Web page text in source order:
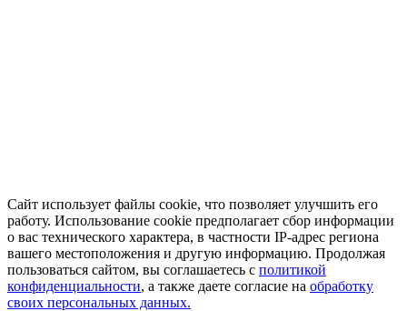
Сайт использует файлы cookie, что позволяет улучшить его
работу. Использование cookie предполагает сбор информации
о вас технического характера, в частности IP-адрес региона
вашего местоположения и другую информацию. Продолжая
пользоваться сайтом, вы соглашаетесь с политикой
конфиденциальности, а также даете согласие на обработку
своих персональных данных.